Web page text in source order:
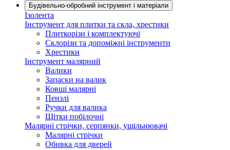
Будівельно-обробний інструмент і матеріали
Ізолента
Інструмент для плитки та скла, хрестики
Плиткорізи і комплектуючі
Склорізи та допоміжні інструменти
Хрестики
Інструмент малярний
Валики
Запаски на валик
Ковші малярні
Пензлі
Ручки для валика
Щітки побілочні
Малярні стрічки, серпянки, ущільнювачі
Малярні стрічки
Обивка для дверей